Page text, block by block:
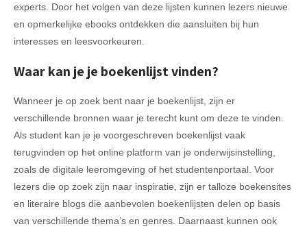
experts. Door het volgen van deze lijsten kunnen lezers nieuwe
en opmerkelijke ebooks ontdekken die aansluiten bij hun
interesses en leesvoorkeuren.
Waar kan je je boekenlijst vinden?
Wanneer je op zoek bent naar je boekenlijst, zijn er
verschillende bronnen waar je terecht kunt om deze te vinden.
Als student kan je je voorgeschreven boekenlijst vaak
terugvinden op het online platform van je onderwijsinstelling,
zoals de digitale leeromgeving of het studentenportaal. Voor
lezers die op zoek zijn naar inspiratie, zijn er talloze boekensites
en literaire blogs die aanbevolen boekenlijsten delen op basis
van verschillende thema’s en genres. Daarnaast kunnen ook